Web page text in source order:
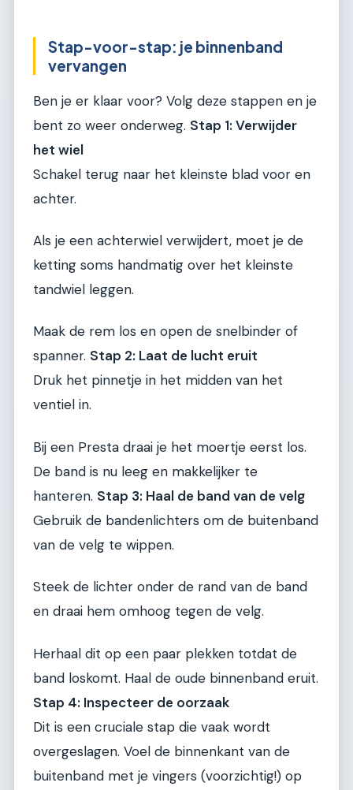
Stap-voor-stap: je binnenband
vervangen
Ben je er klaar voor? Volg deze stappen en je
bent zo weer onderweg. Stap 1: Verwijder
het wiel
Schakel terug naar het kleinste blad voor en
achter.
Als je een achterwiel verwijdert, moet je de
ketting soms handmatig over het kleinste
tandwiel leggen.
Maak de rem los en open de snelbinder of
spanner. Stap 2: Laat de lucht eruit
Druk het pinnetje in het midden van het
ventiel in.
Bij een Presta draai je het moertje eerst los.
De band is nu leeg en makkelijker te
hanteren. Stap 3: Haal de band van de velg
Gebruik de bandenlichters om de buitenband
van de velg te wippen.
Steek de lichter onder de rand van de band
en draai hem omhoog tegen de velg.
Herhaal dit op een paar plekken totdat de
band loskomt. Haal de oude binnenband eruit.
Stap 4: Inspecteer de oorzaak
Dit is een cruciale stap die vaak wordt
overgeslagen. Voel de binnenkant van de
buitenband met je vingers (voorzichtig!) op